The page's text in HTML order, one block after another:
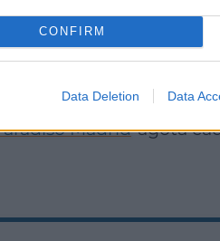
CONFIRM
Data Deletion Data
a partir de la
opiniones de la
si te apetece bailar o
que destaca
Madridagota